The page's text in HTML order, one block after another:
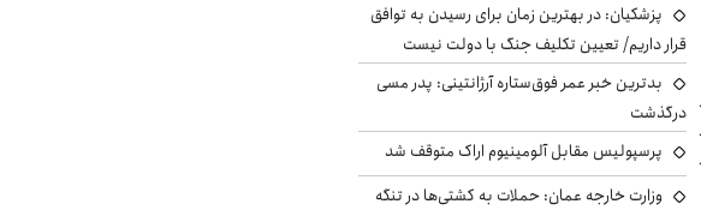
پزشکیان‌: در بهترین زمان برای رسیدن به توافق
قرار داریم/ تعیین تکلیف جنگ با دولت نیست
بدترین خبر عمر فوق‌ستاره آرژانتینی: پدر مسی
درگذشت
پرسپولیس مقابل آلومینیوم اراک متوقف شد
وزارت خارجه عمان: حملات به کشتی‌ها در تنگه